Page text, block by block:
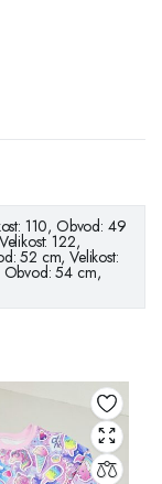
110, Obvod: 49
122,
52 cm, Velikost:
Obvod: 54 cm,